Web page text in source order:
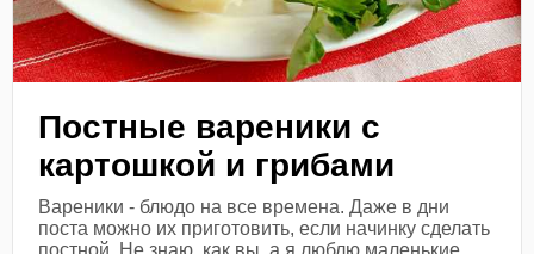
Постные вареники с
картошкой и грибами
Вареники - блюдо на все времена. Даже в дни
поста можно их приготовить, если начинку сделать
постной. Не знаю, как вы, а я люблю маленькие